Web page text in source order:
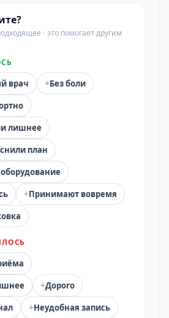
- это помогает другим
врач +Без боли
лишнее
план
+Принимают вовремя
+Дорого
+Неудобная запись